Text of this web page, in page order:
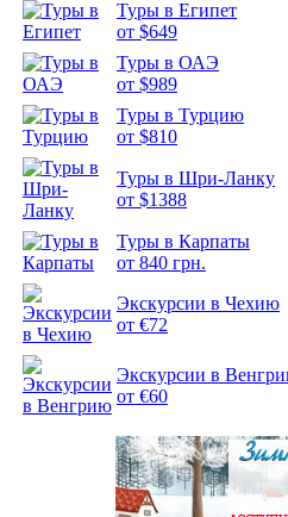
Туры в Египет
от $649
Туры в ОАЭ
от $989
Туры в Турцию
от $810
Туры в Шри-Ланку
от $1388
Туры в Карпаты
от 840 грн.
Экскурсии в Чехию
от €72
Экскурсии в
от €60